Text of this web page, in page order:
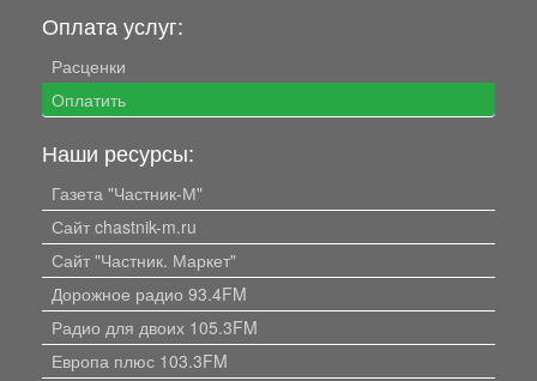
Оплата услуг:
Расценки
Оплатить
Наши ресурсы:
Газета "Частник-М"
Сайт chastnik-m.ru
Сайт "Частник. Маркет"
Дорожное радио 93.4FM
Радио для двоих 105.3FM
Европа плюс 103.3FM